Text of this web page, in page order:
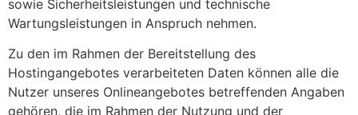
sowie Sicherheitsleistungen und technische
Wartungsleistungen in Anspruch nehmen.
Zu den im Rahmen der Bereitstellung des
Hostingangebotes verarbeiteten Daten können alle die
Nutzer unseres Onlineangebotes betreffenden Angaben
gehören, die im Rahmen der Nutzung und der